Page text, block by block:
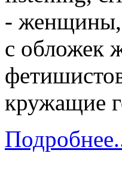
- женщины,
с обложек
кружащие